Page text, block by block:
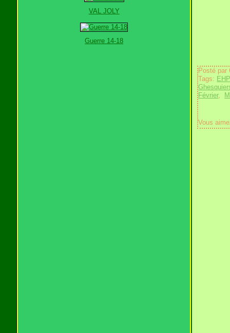
VAL JOLY
Guerre 14-18
Posté par
Tags:
Février,
Vous